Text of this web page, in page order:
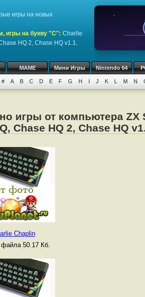
игры на новых
игры на букву "C": Charlie
HQ 2, Chase HQ v1.1,
MAME Мини Игры Nintendo 64
# A B C D E F G H I J K L M N
игры от компьютера
Chase HQ 2, Chase HQ
Chaplin
файла 50.17 Кб.